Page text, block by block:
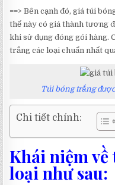
==> Bên cạnh đó, giá túi
thế này có giá thành tương
khi sử dụng đóng gói hàng.
trắng các loại chuẩn nhất
Túi bóng trắng
Chi tiết chính:
Khái niệm
loại như sau: